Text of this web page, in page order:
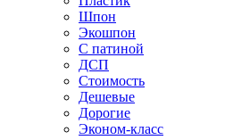
Шпон
Экошпон
С патиной
ДСП
Стоимость
Дешевые
Дорогие
Эконом-класс